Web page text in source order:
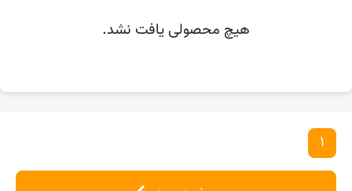
هیچ محصولی یافت نشد.
1